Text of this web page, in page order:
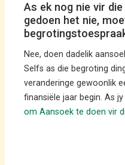
As ek nog nie vir
gedoen het nie,
Nee, doen dadelik
Selfs as die begroting
veranderinge gewoonlik
finansiële jaar begin. As
om Aansoek te doen vir